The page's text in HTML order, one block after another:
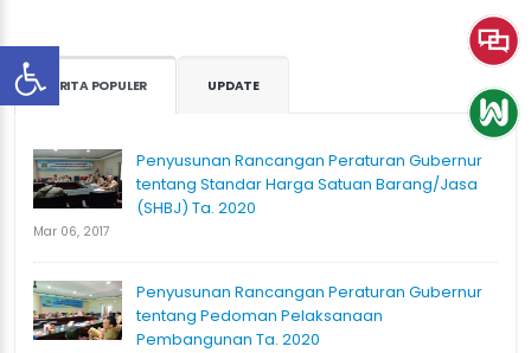
BERITA POPULER UPDATE
Penyusunan Rancangan Peraturan Gubernur
tentang Standar Harga Satuan Barang/Jasa
(SHBJ) Ta. 2020
Mar 06, 2017
Penyusunan Rancangan Peraturan Gubernur
tentang Pedoman Pelaksanaan
Pembangunan Ta. 2020